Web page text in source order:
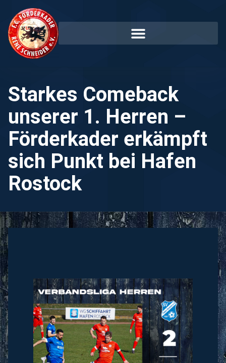
Starkes Comeback
unserer 1. Herren –
Förderkader erkämpft
sich Punkt bei Hafen
Rostock